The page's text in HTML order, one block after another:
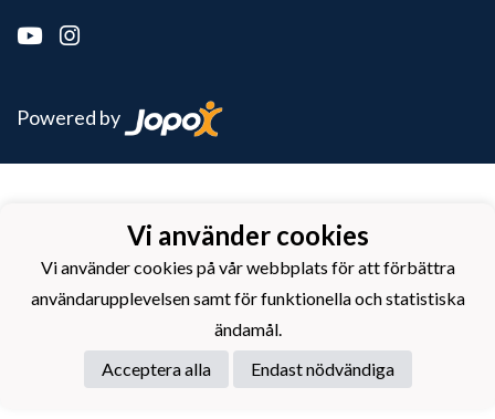
Powered by
Vi använder cookies
Vi använder cookies på vår webbplats för att förbättra
användarupplevelsen samt för funktionella och statistiska
ändamål.
Acceptera alla
Endast nödvändiga